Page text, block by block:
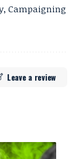
Campaigning
Leave a review